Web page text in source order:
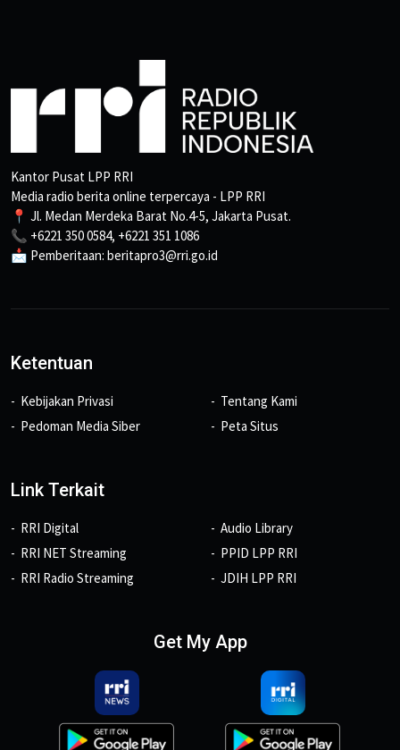
Kantor Pusat LPP RRI
Media radio berita online terpercaya - LPP RRI
📍 Jl. Medan Merdeka Barat No.4-5, Jakarta Pusat.
📞 +6221 350 0584, +6221 351 1086
📩 Pemberitaan: beritapro3@rri.go.id
Ketentuan
Kebijakan Privasi
Pedoman Media Siber
Tentang Kami
Peta Situs
Link Terkait
RRI Digital
RRI NET Streaming
RRI Radio Streaming
Audio Library
PPID LPP RRI
JDIH LPP RRI
Get My App